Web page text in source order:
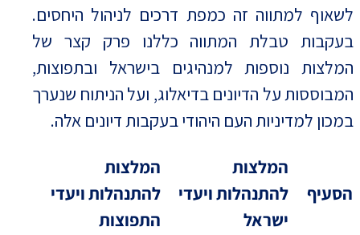
לשאוף למתווה זה כמפת דרכים לניהול היחסים.
בעקבות טבלת המתווה כללנו פרק קצר של
המלצות נוספות למנהיגים בישראל ובתפוצות,
המבוססות על הדיונים בדיאלוג, ועל הניתוח שנערך
במכון למדיניות העם היהודי בעקבות דיונים אלה.
הסעיף
המלצות
להתנהלות ויעדי
ישראל
המלצות
להתנהלות ויעדי
התפוצות